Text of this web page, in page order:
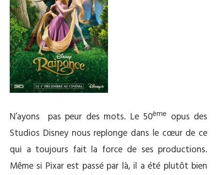
N’ayons pas peur des mots. Le 50ème opus des
Studios Disney nous replonge dans le cœur de ce
qui a toujours fait la force de ses productions.
Même si Pixar est passé par là, il a été plutôt bien